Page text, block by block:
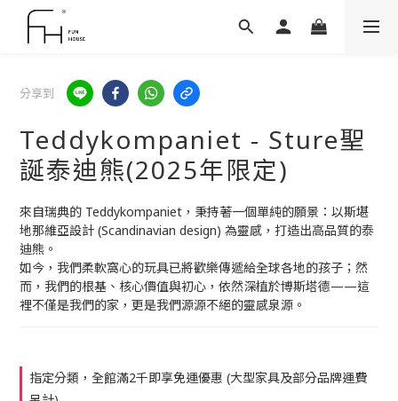
分享到
Teddykompaniet - Sture聖
誕泰迪熊(2025年限定)
來自瑞典的 Teddykompaniet，秉持著一個單純的願景：以斯堪
地那維亞設計 (Scandinavian design) 為靈感，打造出高品質的泰
迪熊。
如今，我們柔軟窩心的玩具已將歡樂傳遞給全球各地的孩子；然
而，我們的根基、核心價值與初心，依然深植於博斯塔德——這
裡不僅是我們的家，更是我們源源不絕的靈感泉源。
指定分類，全館滿2千即享免運優惠 (大型家具及部分品牌運費